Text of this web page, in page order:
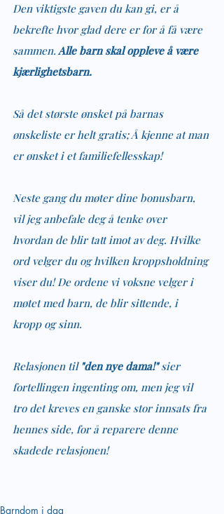
Den viktigste gaven du kan gi, er å
bekrefte hvor glad dere er for å få være
sammen. Alle barn skal oppleve å være
kjærlighetsbarn.
Så det største ønsket på barnas
ønskeliste er helt gratis; Å kjenne at man
er ønsket i et familiefellesskap!
Neste gang du møter dine bonusbarn,
vil jeg anbefale deg å tenke over
hvordan de blir tatt imot av deg. Hvilke
ord velger du og hvilken kroppsholdning
viser du! De ordene vi voksne velger i
møtet med barn, de blir sittende, i
kropp og sinn.
Relasjonen til "den nye dama!" sier
fortellingen ingenting om, men jeg vil
tro det kreves en ganske stor innsats fra
hennes side, for å reparere denne
skadede relasjonen!
Barndom i dag